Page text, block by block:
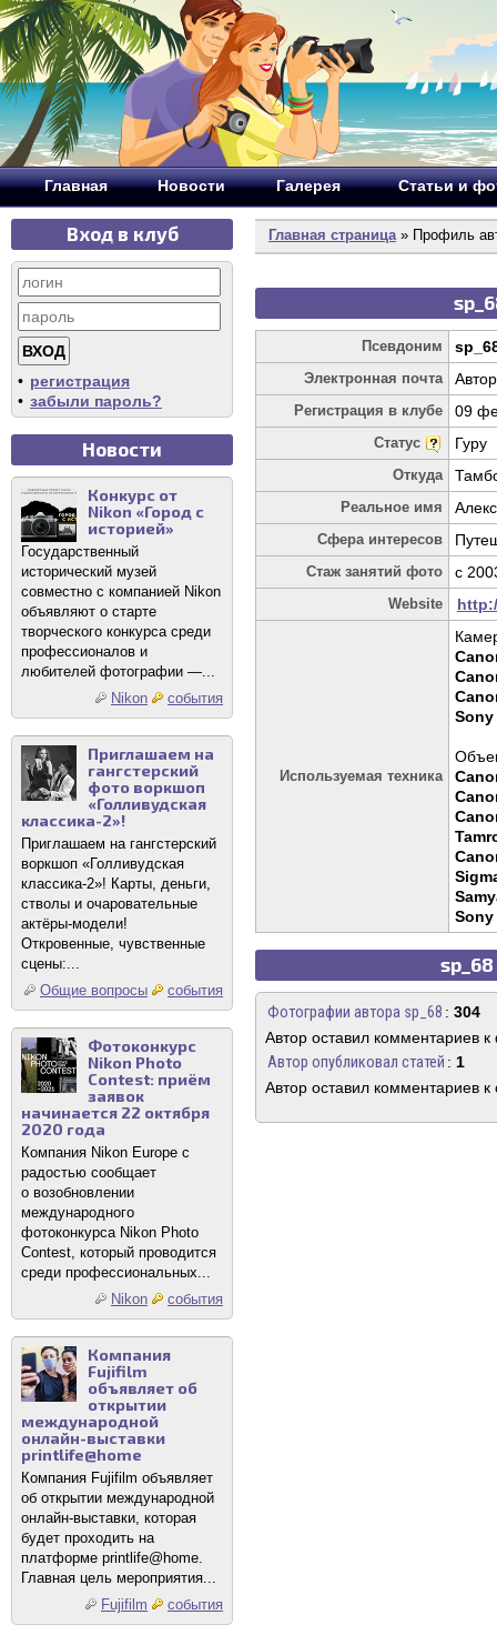
Главная Новости Галерея Статьи и
Вход в клуб
• регистрация
• забыли пароль?
Новости
Конкурс от
Nikon «Город с
историей»
Государственный
исторический музей
совместно с компанией Nikon
объявляют о старте
творческого конкурса среди
профессионалов и
любителей фотографии —...
Nikon
события
Приглашаем на
гангстерский
фото воркшоп
«Голливудская
классика-2»!
Приглашаем на гангстерский
воркшоп «Голливудская
классика-2»! Карты, деньги,
стволы и очаровательные
актёры-модели!
Откровенные, чувственные
сцены:...
Общие вопросы
события
Фотоконкурс
Nikon Photo
Contest: приём
заявок
начинается 22 октября
2020 года
Компания Nikon Europe с
радостью сообщает
о возобновлении
международного
фотоконкурса Nikon Photo
Contest, который проводится
среди профессиональных...
Nikon
события
Компания
Fujifilm
объявляет об
открытии
международной
онлайн-выставки
printlife@home
Компания Fujifilm объявляет
об открытии международной
онлайн-выставки, которая
будет проходить на
платформе printlife@home.
Главная цель мероприятия...
Fujifilm
события
Главная страница» Профиль
Псевдоним
Электронная почта
Регистрация в клубе 09
Статус Гуру
Откуда
Реальное имя
Сфера интересов
Стаж занятий фото c
Website
Используемая техника
Sony
Sony
Фотографии автора sp_68 : 304
Автор оставил комментариев
Автор опубликовал статей : 1
Автор оставил комментариев к